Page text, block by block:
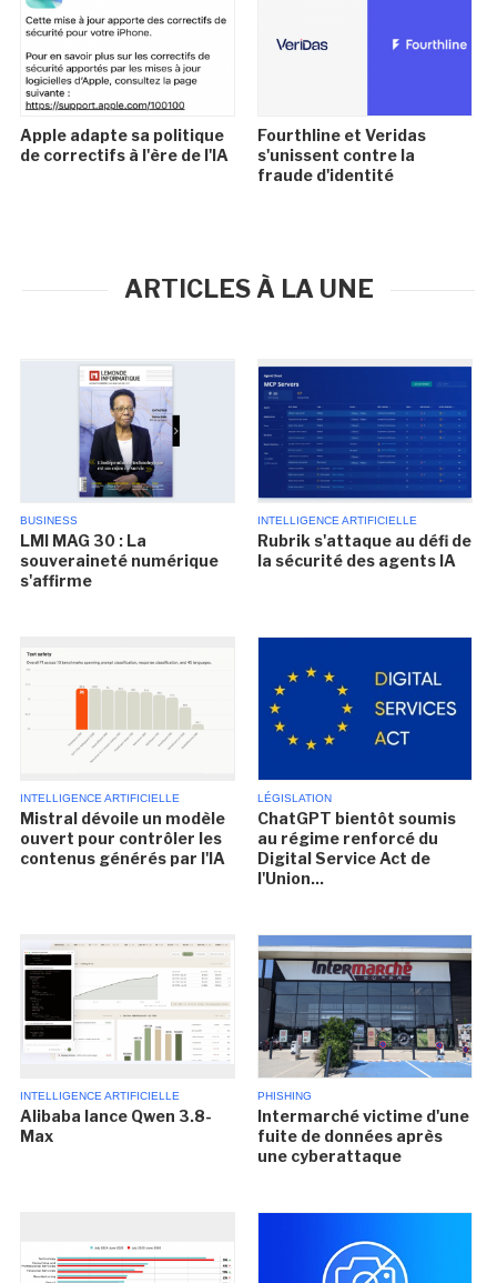
Apple adapte sa politique
de correctifs à l'ère de l'IA
Fourthline et Veridas
s'unissent contre la
fraude d'identité
ARTICLES À LA UNE
BUSINESS
LMI MAG 30 : La
souveraineté numérique
s'affirme
INTELLIGENCE ARTIFICIELLE
Rubrik s'attaque au défi de
la sécurité des agents IA
INTELLIGENCE ARTIFICIELLE
Mistral dévoile un modèle
ouvert pour contrôler les
contenus générés par l'IA
LÉGISLATION
ChatGPT bientôt soumis
au régime renforcé du
Digital Service Act de
l'Union...
INTELLIGENCE ARTIFICIELLE
Alibaba lance Qwen 3.8-
Max
PHISHING
Intermarché victime d'une
fuite de données après
une cyberattaque